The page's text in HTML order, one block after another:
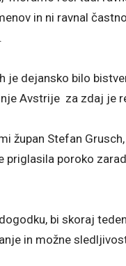
in ni ravnal
je dejansko bilo
Avstrije za zdaj je
župan Stefan
poroko
bi skoraj
in možne